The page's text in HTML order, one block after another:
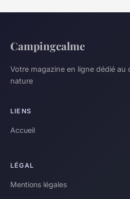
Campingcalme
Votre magazine en ligne dédié
nature
LIENS
Accueil
LÉGAL
Mentions légales